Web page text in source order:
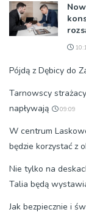
Pójdą z Dębicy do
Tarnowscy
napływają
09:09
W centrum
będzie korzystać z
Nie tylko na
Talia będą
Jak bezpiecznie i